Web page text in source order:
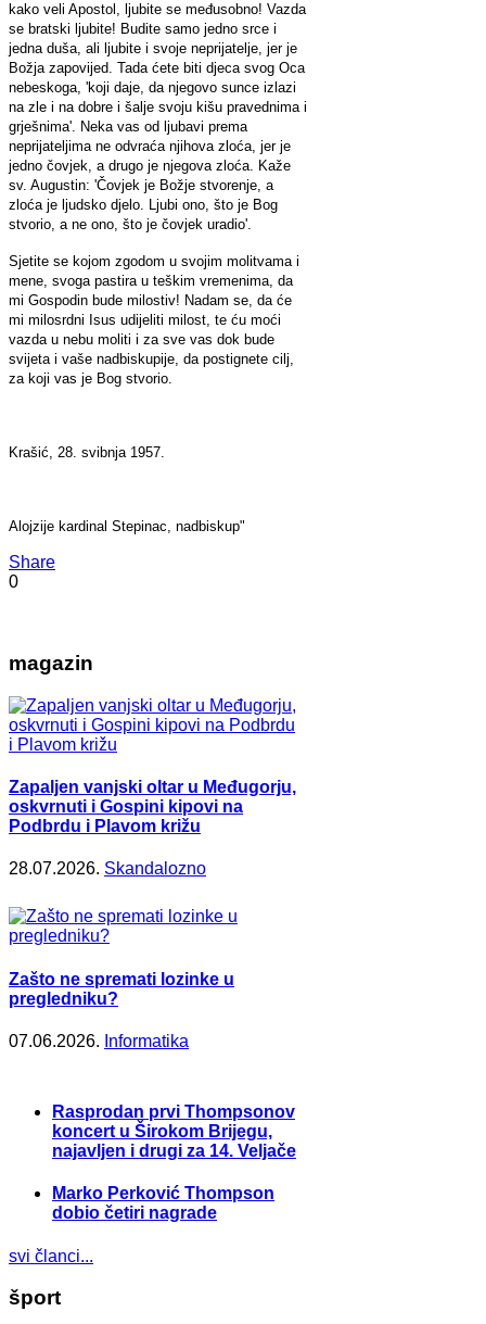
kako veli Apostol, ljubite se međusobno! Vazda
se bratski ljubite! Budite samo jedno srce i
jedna duša, ali ljubite i svoje neprijatelje, jer je
Božja zapovijed. Tada ćete biti djeca svog Oca
nebeskoga, 'koji daje, da njegovo sunce izlazi
na zle i na dobre i šalje svoju kišu pravednima i
grješnima'. Neka vas od ljubavi prema
neprijateljima ne odvraća njihova zloća, jer je
jedno čovjek, a drugo je njegova zloća. Kaže
sv. Augustin: 'Čovjek je Božje stvorenje, a
zloća je ljudsko djelo. Ljubi ono, što je Bog
stvorio, a ne ono, što je čovjek uradio'.
Sjetite se kojom zgodom u svojim molitvama i
mene, svoga pastira u teškim vremenima, da
mi Gospodin bude milostiv! Nadam se, da će
mi milosrdni Isus udijeliti milost, te ću moći
vazda u nebu moliti i za sve vas dok bude
svijeta i vaše nadbiskupije, da postignete cilj,
za koji vas je Bog stvorio.
Krašić, 28. svibnja 1957.
Alojzije kardinal Stepinac, nadbiskup"
Share
0
magazin
Zapaljen vanjski oltar u Međugorju,
oskvrnuti i Gospini kipovi na
Podbrdu i Plavom križu
28.07.2026. Skandalozno
Zašto ne spremati lozinke u
pregledniku?
07.06.2026. Informatika
Rasprodan prvi Thompsonov
koncert u Širokom Brijegu,
najavljen i drugi za 14. Veljače
Marko Perković Thompson
dobio četiri nagrade
svi članci...
šport